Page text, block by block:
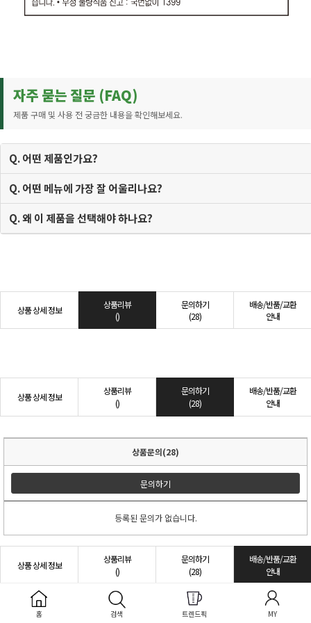
자주 묻는 질문 (FAQ)
제품 구매 및 사용 전 궁금한 내용을 확인해보세요.
Q. 어떤 제품인가요?
Q. 어떤 메뉴에 가장 잘 어울리나요?
Q. 왜 이 제품을 선택해야 하나요?
상품 상세 정보
상품리뷰
()
문의하기
(28)
배송/반품/교환
안내
상품 상세 정보
상품리뷰
()
문의하기
(28)
배송/반품/교환
안내
상품문의(28)
문의하기
등록된 문의가 없습니다.
상품 상세 정보
상품리뷰
()
문의하기
(28)
배송/반품/교환
안내
홈 검색 트렌드픽 MY